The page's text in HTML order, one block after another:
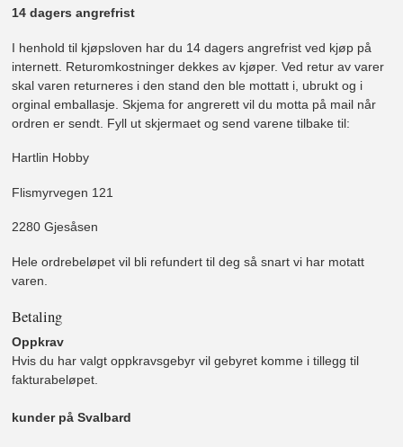
14 dagers angrefrist
I henhold til kjøpsloven har du 14 dagers angrefrist ved kjøp på
internett. Returomkostninger dekkes av kjøper. Ved retur av varer
skal varen returneres i den stand den ble mottatt i, ubrukt og i
orginal emballasje. Skjema for angrerett vil du motta på mail når
ordren er sendt. Fyll ut skjermaet og send varene tilbake til:
Hartlin Hobby
Flismyrvegen 121
2280 Gjesåsen
Hele ordrebeløpet vil bli refundert til deg så snart vi har motatt
varen.
Betaling
Oppkrav
Hvis du har valgt oppkravsgebyr vil gebyret komme i tillegg til
fakturabeløpet.
kunder på Svalbard